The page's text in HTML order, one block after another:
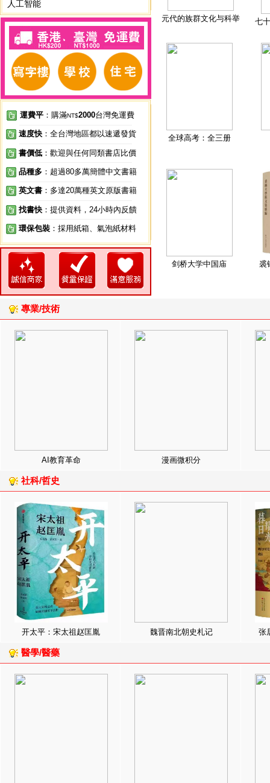
人工智能
運費平 ：購滿NT$2000台灣免運費
速度快 ：全台灣地區都以速遞發貨
書價低 ：歡迎與任何同類書店比價
品種多 ：超過80多萬簡體中文書籍
英文書 ：多達20萬種英文原版書籍
找書快 ：提供資料，24小時內反饋
環保包裝 ：採用紙箱、氣泡紙材料
元代的族群文化与科举 七
全球高考：全三册
剑桥大学中国庙 裘
專業/技術
AI教育革命 漫画微积分
社科/哲史
开太平：宋太祖赵匡胤 魏晋南北朝史札记 张
醫學/醫藥